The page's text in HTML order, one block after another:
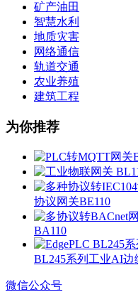
矿产油田
智慧水利
地质灾害
网络通信
轨道交通
农业养殖
建筑工程
为你推荐
协议网关BE110
BA110
BL245系列工业AI边
微信公众号